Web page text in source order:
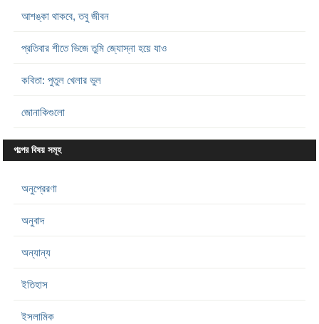
আশঙ্কা থাকবে, তবু জীবন
প্রতিবার শীতে ভিজে তুমি জ্যোস্না হয়ে যাও
কবিতা: পুতুল খেলার ভুল
জোনাকিগুলো
গল্পের বিষয় সমূহ
অনুপ্রেরণা
অনুবাদ
অন্যান্য
ইতিহাস
ইসলামিক